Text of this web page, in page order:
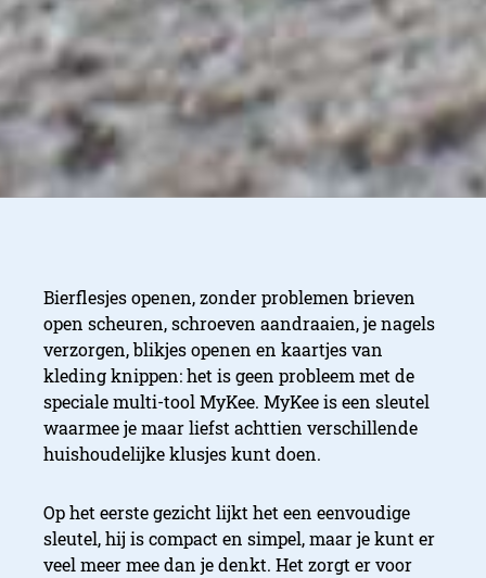
Bierflesjes openen, zonder problemen brieven
open scheuren, schroeven aandraaien, je nagels
verzorgen, blikjes openen en kaartjes van
kleding knippen: het is geen probleem met de
speciale multi-tool MyKee. MyKee is een sleutel
waarmee je maar liefst achttien verschillende
huishoudelijke klusjes kunt doen.
Op het eerste gezicht lijkt het een eenvoudige
sleutel, hij is compact en simpel, maar je kunt er
veel meer mee dan je denkt. Het zorgt er voor